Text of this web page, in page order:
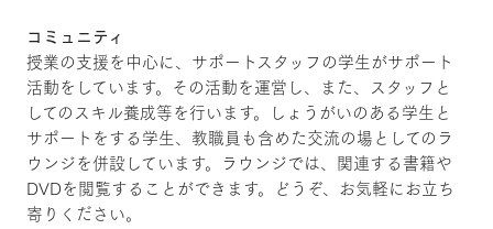
コミュニティ
授業の支援を中心に、サポートスタッフの学生がサポート
活動をしています。その活動を運営し、また、スタッフと
してのスキル養成等を行います。しょうがいのある学生と
サポートをする学生、教職員も含めた交流の場としてのラ
ウンジを併設しています。ラウンジでは、関連する書籍や
DVDを閲覧することができます。どうぞ、お気軽にお立ち
寄りください。